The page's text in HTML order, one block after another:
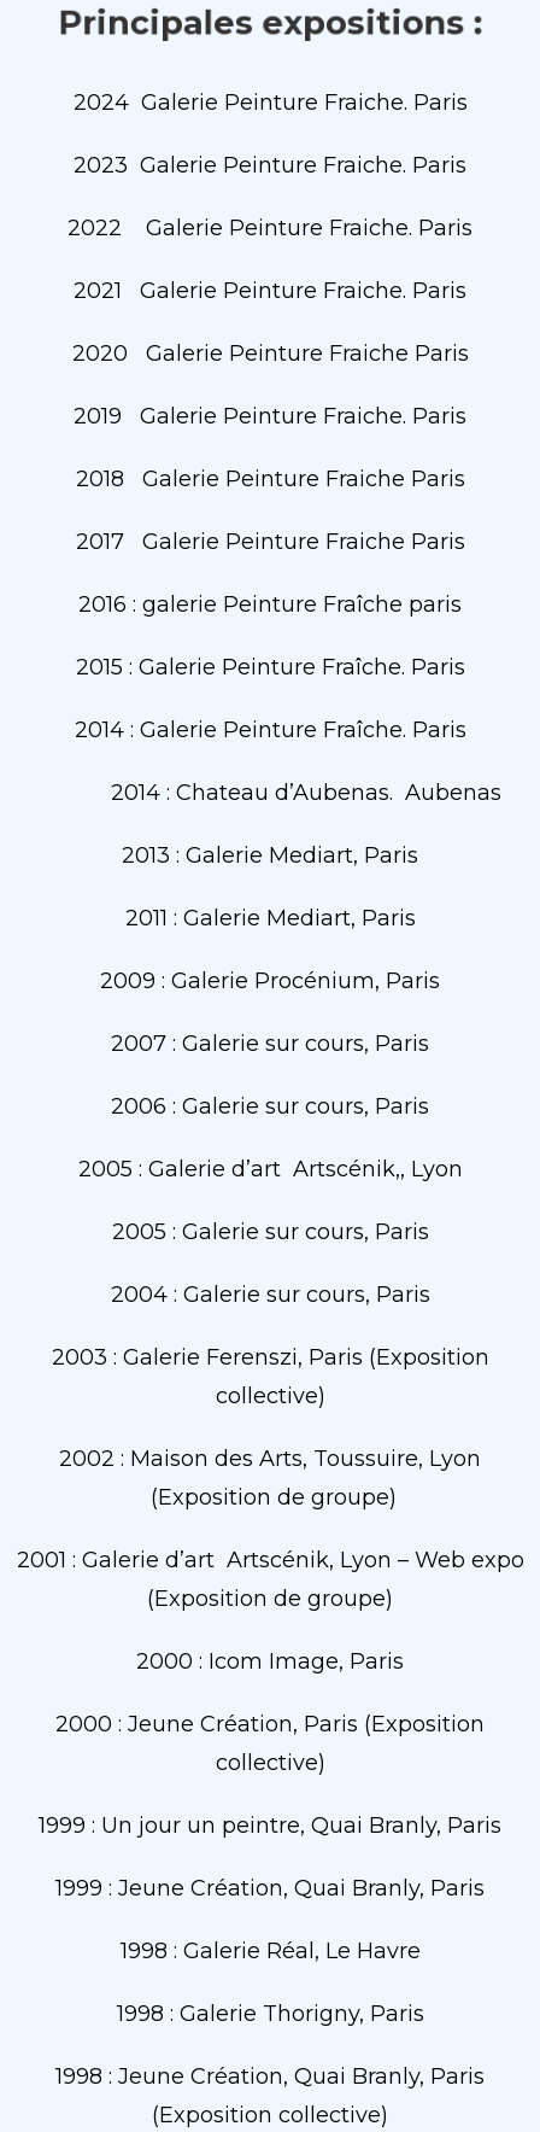
Principales expositions
2024 Galerie Peinture Fraiche. Paris
2023 Galerie Peinture Fraiche. Paris
2022 Galerie Peinture Fraiche. Paris
2021 Galerie Peinture Fraiche. Paris
2020 Galerie Peinture Fraiche Paris
2019 Galerie Peinture Fraiche. Paris
2018 Galerie Peinture Fraiche Paris
2017 Galerie Peinture Fraiche Paris
2016 : galerie Peinture Fraîche paris
2015 : Galerie Peinture Fraîche. Paris
2014 : Galerie Peinture Fraîche. Paris
2014 : Chateau d’Aubenas. Aubenas
2013 : Galerie Mediart, Paris
2011 : Galerie Mediart, Paris
2009 : Galerie Procénium, Paris
2007 : Galerie sur cours, Paris
2006 : Galerie sur cours, Paris
2005 : Galerie d’art Artscénik,, Lyon
2005 : Galerie sur cours, Paris
2004 : Galerie sur cours, Paris
2003 : Galerie Ferenszi, Paris (Exposition
collective)
2002 : Maison des Arts, Toussuire, Lyon
(Exposition de groupe)
2001 : Galerie d’art Artscénik, Lyon – Web expo
(Exposition de groupe)
2000 : Icom Image, Paris
2000 : Jeune Création, Paris (Exposition
collective)
1999 : Un jour un peintre, Quai Branly, Paris
1999 : Jeune Création, Quai Branly, Paris
1998 : Galerie Réal, Le Havre
1998 : Galerie Thorigny, Paris
1998 : Jeune Création, Quai Branly, Paris
(Exposition collective)